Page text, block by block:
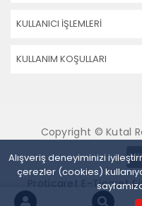
Alışveriş deneyiminizi
çerezler (cookies)
KULLANICI İŞLEMLERİ
KULLANIM KOŞULLARI
Copyright © Kutal
Proticaret E-Ticaret